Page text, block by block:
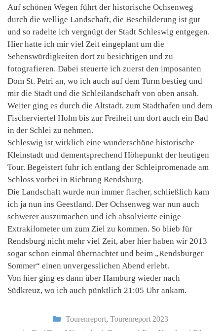
Auf schönen Wegen führt der historische Ochsenweg
durch die wellige Landschaft, die Beschilderung ist gut
und so radelte ich vergnügt der Stadt Schleswig entgegen.
Hier hatte ich mir viel Zeit eingeplant um die
Sehenswürdigkeiten dort zu besichtigen und zu
fotografieren. Dabei steuerte ich zuerst den imposanten
Dom St. Petri an, wo ich auch auf dem Turm bestieg und
mir die Stadt und die Schleilandschaft von oben ansah.
Weiter ging es durch die Altstadt, zum Stadthafen und dem
Fischerviertel Holm bis zur Freiheit um dort auch ein Bad
in der Schlei zu nehmen.
Schleswig ist wirklich eine wunderschöne historische
Kleinstadt und dementsprechend Höhepunkt der heutigen
Tour. Begeistert fuhr ich entlang der Schleipromenade am
Schloss vorbei in Richtung Rendsburg.
Die Landschaft wurde nun immer flacher, schließlich kam
ich ja nun ins Geestland. Der Ochsenweg war nun auch
schwerer auszumachen und ich absolvierte einige
Extrakilometer um zum Ziel zu kommen. So blieb für
Rendsburg nicht mehr viel Zeit, aber hier haben wir 2013
sogar schon einmal übernachtet und beim „Rendsburger
Sommer“ einen unvergesslichen Abend erlebt.
Von hier ging es dann über Hamburg wieder nach
Südkreuz, wo ich auch pünktlich 21:05 Uhr ankam.
Kategorien
Tourenreport, Tourenreport 2023